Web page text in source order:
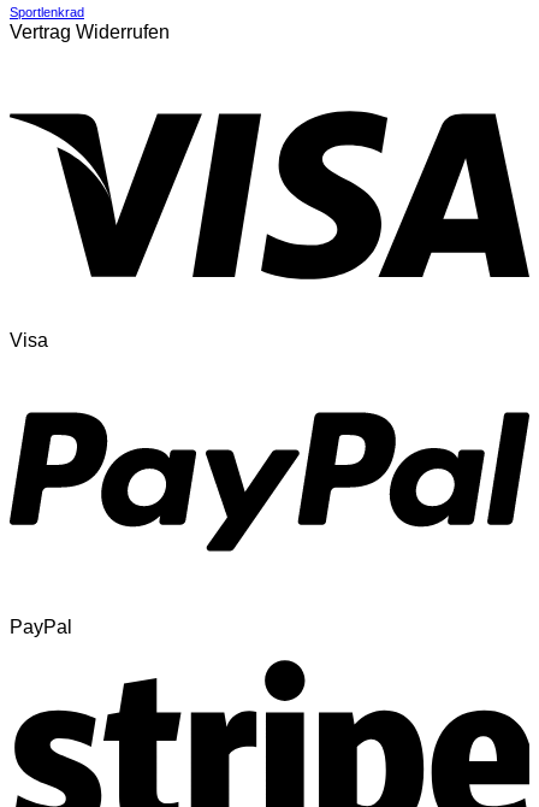
Sportlenkrad
Vertrag Widerrufen
Visa
PayPal